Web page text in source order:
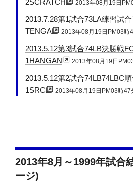
2013年08月19日
2013.7.28第1試合73LA練習試
TENGA
2013年08月19日PM03時
2013.5.12第3試合74LB決勝戦
1HANGAN
2013年08月19日
2013.5.12第2試合74LB74LBC
1SRC
2013年08月19日PM03時47
2013年8月～1999年試合
ージ)